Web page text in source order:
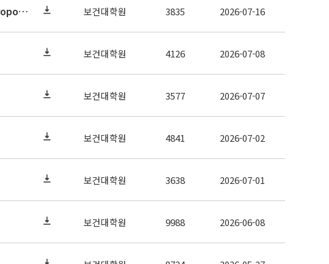
2026학년도 2학기 논문작성계획서 제출 안내(박사 초심 일정 포함)_Thesis Proposal 보건대학원 3835 2026-07-16
보건대학원 4126 2026-07-08
보건대학원 3577 2026-07-07
보건대학원 4841 2026-07-02
보건대학원 3638 2026-07-01
보건대학원 9988 2026-06-08